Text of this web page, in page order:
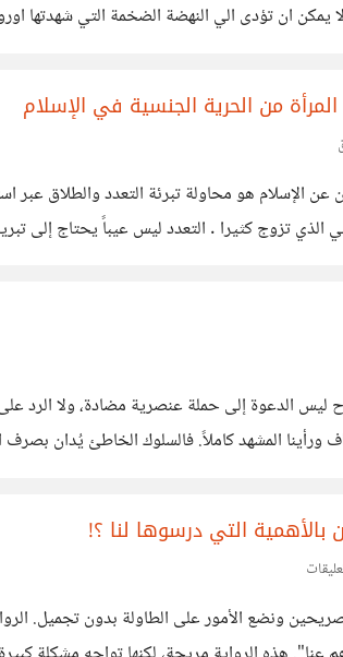
من الحرية الجنسية في الإسلام
عن الإسلام هو محاولة تبرئة التعدد والطلاق
الدعوة إلى حملة عنصرية مضادة، ولا الرد على
ورأينا المشهد كاملاً. فالسلوك الخاطئ يُدان
التي درسوها لنا ؟!
ونضع الأمور على الطاولة بدون تجميل.